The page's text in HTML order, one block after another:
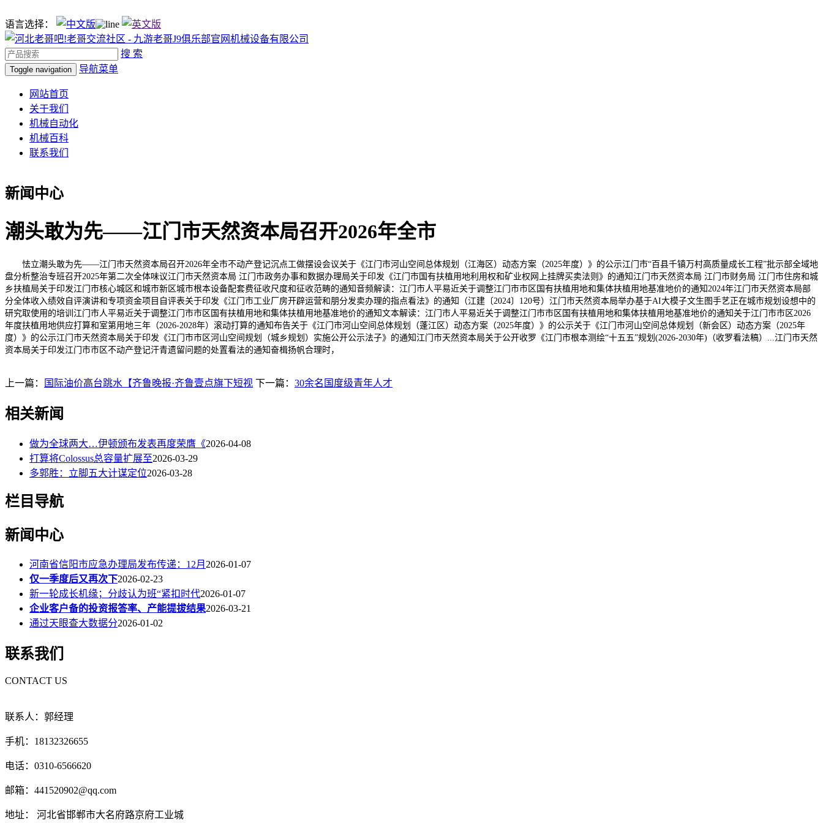
语言选择：
搜 索
Toggle navigation 导航菜单
网站首页
关于我们
机械自动化
机械百科
联系我们
新闻中心
潮头敢为先——江门市天然资本局召开2026年全市
怯立潮头敢为先——江门市天然资本局召开2026年全市不动产登记沉点工做摆设会议关于《江门市河山空间总体规划（江海区）动态方案（2025年度）》的公示江门市“百县千镇万村高质量成长工程”批示部全域地
盘分析整治专班召开2025年第二次全体味议江门市天然资本局 江门市政务办事和数据办理局关于印发《江门市国有扶植用地利用权和矿业权网上挂牌买卖法则》的通知江门市天然资本局 江门市财务局 江门市住房和城
乡扶植局关于印发江门市核心城区和城市新区城市根本设备配套费征收尺度和征收范畴的通知音频解读：江门市人平易近关于调整江门市市区国有扶植用地和集体扶植用地基准地价的通知2024年江门市天然资本局部
分全体收入绩效自评演讲和专项资金项目自评表关于印发《江门市工业厂房开辟运营和朋分发卖办理的指点看法》的通知（江建〔2024〕120号）江门市天然资本局举办基于AI大模子文生图手艺正在城市规划设想中的
研究取使用的培训江门市人平易近关于调整江门市市区国有扶植用地和集体扶植用地基准地价的通知文本解读：江门市人平易近关于调整江门市市区国有扶植用地和集体扶植用地基准地价的通知关于江门市市区2026
年度扶植用地供应打算和室第用地三年（2026-2028年）滚动打算的通知布告关于《江门市河山空间总体规划（蓬江区）动态方案（2025年度）》的公示关于《江门市河山空间总体规划（新会区）动态方案（2025年
度）》的公示江门市天然资本局关于印发《江门市市区河山空间规划（城乡规划）实施公开公示法子》的通知江门市天然资本局关于公开收罗《江门市根本测绘“十五五”规划(2026-2030年)（收罗看法稿）...江门市天然
资本局关于印发江门市市区不动产登记汗青遗留问题的处置看法的通知奋楫扬帆合理时，
上一篇： 国际油价高台跳水【齐鲁晚报·齐鲁壹点旗下短视 下一篇： 30余名国度级青年人才
相关新闻
做为全球两大…伊顿颁布发表再度荣膺《2026-04-08
打算将Colossus总容量扩展至2026-03-29
多郭胜：立脚五大计谋定位2026-03-28
栏目导航
新闻中心
河南省信阳市应急办理局发布传递：12月 2026-01-07
仅一季度后又再次下2026-02-23
新一轮成长机缘；分歧认为班“紧扣时代2026-01-07
企业客户备的投资报答率、产能提拔结果2026-03-21
通过天眼查大数据分2026-01-02
联系我们
CONTACT US
联系人：郭经理
手机：18132326655
电话：0310-6566620
邮箱：441520902@qq.com
地址： 河北省邯郸市大名府路京府工业城